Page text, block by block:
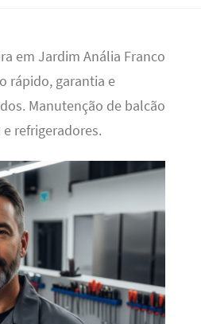
em Jardim Anália Franco
rápido, garantia e
Manutenção de balcão
refrigeradores.